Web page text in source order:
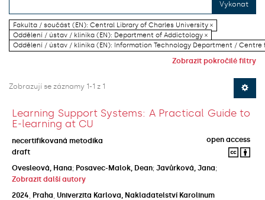
Vykonat
Fakulta / součást (EN): Central Library of Charles University ×
Oddělení / ústav / klinika (EN): Department of Addictology ×
Oddělení / ústav / klinika (EN): Information Technology Department / Centre
Zobrazit pokročilé filtry
Zobrazují se záznamy 1-1 z 1
Learning Support Systems: A Practical Guide to
E-learning at CU
necertifikovaná metodika
open access
draft
Ovesleová, Hana; Posavec-Malok, Dean; Javůrková, Jana;
Zobrazit další autory
2024
Praha Univerzita Karlova, Nakladatelství Karolinum